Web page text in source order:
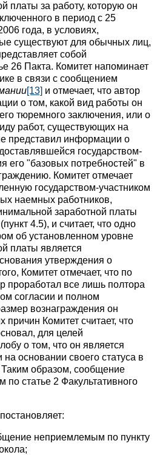
платы за работу, которую он
в период с 25
года, в условиях,
существуют для обычных лиц,
собой
26 Пакта. Комитет напоминает
в связи с сообщением
[13] и отмечает, что автор
о том, какой вид работы он
тюремного заключения, или о
работ, существующих на
представил информации о
государством-
его "базовых потребностей" в
Комитет отмечает
государством-участником
наемных работников,
заработной платы
4.5), и считает, что одно
об установленном уровне
платы является
утверждения о
Комитет отмечает, что по
проработал все лишь полтора
согласии и полном
вознаграждения он
причин Комитет считает, что
для целей
о том, что он является
основании своего статуса в
Таким образом, сообщение
статье 2 Факультативного
неприемлемым по пункту